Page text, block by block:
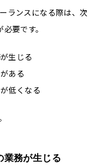
ランスになる際は、次
要です。
生じる
ある
低くなる
業務が生じる